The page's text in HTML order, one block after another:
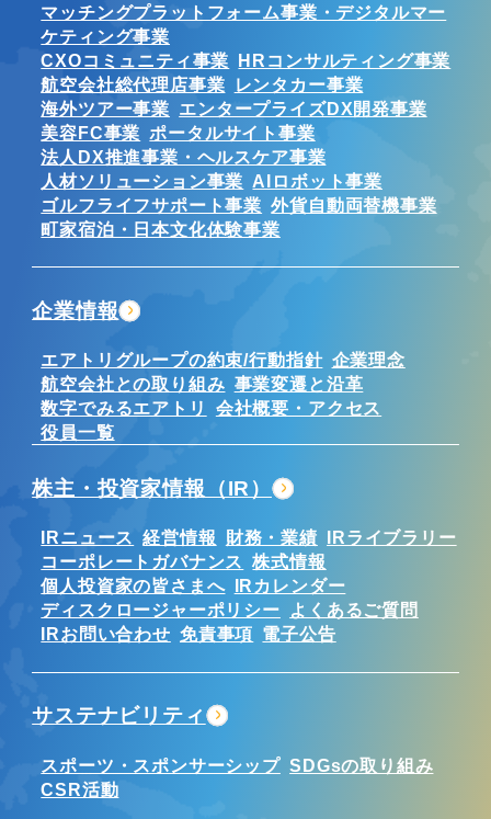
マッチングプラットフォーム事業・デジタルマー
ケティング事業
CXOコミュニティ事業 HRコンサルティング事業
航空会社総代理店事業
レンタカー事業
海外ツアー事業 エンタープライズDX開発事業
美容FC事業 ポータルサイト事業
法人DX推進事業・ヘルスケア事業
人材ソリューション事業 AIロボット事業
ゴルフライフサポート事業 外貨自動両替機事業
町家宿泊・日本文化体験事業
企業情報
エアトリグループの約束/行動指針 企業理念
航空会社との取り組み 事業変遷と沿革
数字でみるエアトリ
会社概要・アクセス
役員一覧
株主・投資家情報（IR）
IRニュース 経営情報 財務・業績 IRライブラリー
コーポレートガバナンス 株式情報
個人投資家の皆さまへ IRカレンダー
ディスクロージャーポリシー
よくあるご質問
IRお問い合わせ 免責事項 電子公告
サステナビリティ
スポーツ・スポンサーシップ SDGsの取り組み
CSR活動